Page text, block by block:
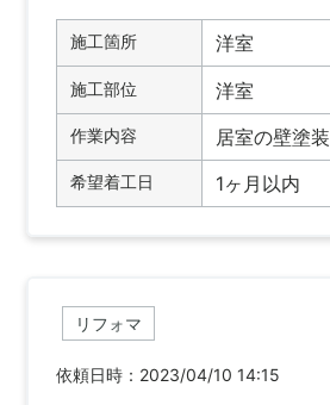
施工箇所 洋室
施工部位 洋室
作業内容 居室の壁塗装
希望着工日 1ヶ月以内
リフォマ
依頼日時：2023/04/10 14:15